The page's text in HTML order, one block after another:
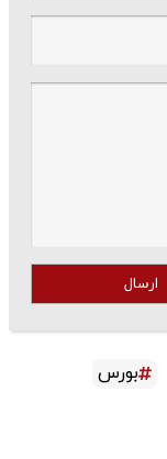
ارسال
بورس